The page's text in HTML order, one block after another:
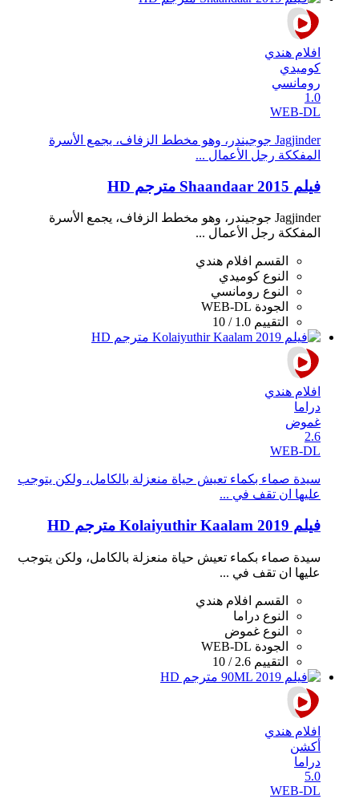
افلام هندي
كوميدي
رومانسي
1.0
WEB-DL
Jagjinder جوجيندر، وهو مخطط الزفاف، يجمع الأسرة
المفككة رجل الأعمال ...
فيلم Shaandaar 2015 مترجم HD
Jagjinder جوجيندر، وهو مخطط الزفاف، يجمع الأسرة
المفككة رجل الأعمال ...
القسم
افلام هندي
النوع كوميدي
النوع رومانسي
الجودة WEB-DL
التقييم 1.0 / 10
افلام هندي
دراما
غموض
2.6
WEB-DL
سيدة صماء بكماء تعيش حياة منعزلة بالكامل، ولكن يتوجب
عليها ان تقف في ...
فيلم Kolaiyuthir Kaalam 2019 مترجم HD
سيدة صماء بكماء تعيش حياة منعزلة بالكامل، ولكن يتوجب
عليها ان تقف في ...
القسم
افلام هندي
النوع دراما
النوع غموض
الجودة WEB-DL
التقييم 2.6 / 10
افلام هندي
أكشن
دراما
5.0
WEB-DL